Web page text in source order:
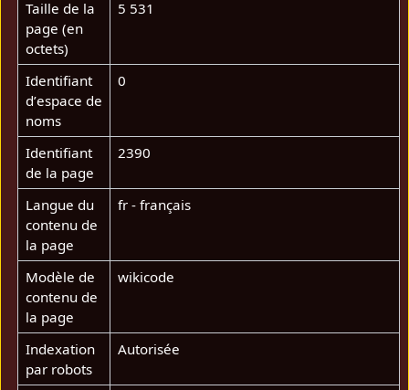
Taille de la
page (en
octets)
5 531
Identifiant
dʼespace de
noms
0
Identifiant
de la page
2390
Langue du
contenu de
la page
fr - français
Modèle de
contenu de
la page
wikicode
Indexation
par robots
Autorisée